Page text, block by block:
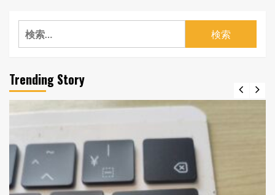
検
索:
Trending Story